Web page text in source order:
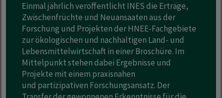
Einmal jährlich veröffentlicht INES die Erträge,
Zwischenfrüchte und Neuansaaten aus der
Forschung und Projekten der HNEE-Fachgebiete
zur ökologischen und nachhaltigen Land- und
Lebensmittelwirtschaft in einer Broschüre. Im
Mittelpunkt stehen dabei Ergebnisse und
Projekte mit einem praxisnahen
und partizipativen Forschungsansatz. Der